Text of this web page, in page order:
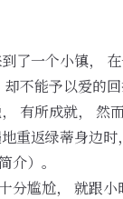
了一个小镇，
不能予以爱的
有所成就， 然而
重返绿蒂身边
）。
分尴尬， 就跟